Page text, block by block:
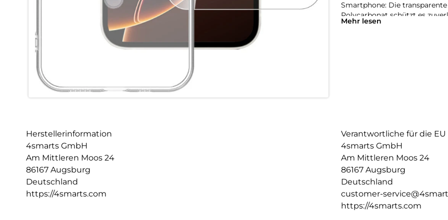
Smartphone: Die
Polycarbonat schützt es
des Handys zu stören. Das
Entdecke den Vorteil von
Transparenz der Hülle erhält
es, die Farbe und die
Mehr lesen
Herstellerinformation
4smarts GmbH
Am Mittleren Moos 24
86167 Augsburg
Deutschland
https://4smarts.com
Verantwortliche für die EU
4smarts GmbH
Am Mittleren Moos 24
86167 Augsburg
Deutschland
customer-
https://4smarts.com